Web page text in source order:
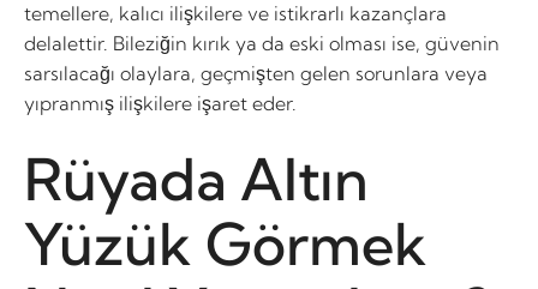
temellere, kalıcı ilişkilere ve istikrarlı kazançlara
delalettir. Bileziğin kırık ya da eski olması ise, güvenin
sarsılacağı olaylara, geçmişten gelen sorunlara veya
yıpranmış ilişkilere işaret eder.
Rüyada Altın
Yüzük Görmek